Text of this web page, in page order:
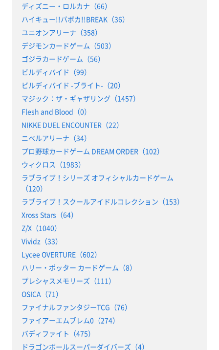
ディズニー・ロルカナ（66）
ハイキュー!!バボカ!!BREAK（36）
ユニオンアリーナ（358）
デジモンカードゲーム（503）
ゴジラカードゲーム（56）
ビルディバイド（99）
ビルディバイド -ブライト-（20）
マジック：ザ・ギャザリング（1457）
Flesh and Blood（0）
NIKKE DUEL ENCOUNTER（22）
ニベルアリーナ（34）
プロ野球カードゲーム DREAM ORDER（102）
ウィクロス（1983）
ラブライブ！シリーズ オフィシャルカードゲーム
（120）
ラブライブ！スクールアイドルコレクション（153）
Xross Stars（64）
Z/X（1040）
Vividz（33）
Lycee OVERTURE（602）
ハリー・ポッター カードゲーム（8）
プレシャスメモリーズ（111）
OSICA（71）
ファイナルファンタジーTCG（76）
ファイアーエムブレム0（274）
バディファイト（475）
ドラゴンボールスーパーダイバーズ（4）